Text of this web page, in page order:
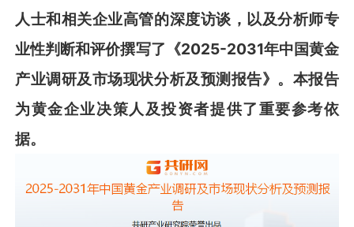
人士和相关企业高管的深度访谈，以及分析师专
业性判断和评价撰写了《2025-2031年中国黄金
产业调研及市场现状分析及预测报告》 。本报告
为黄金企业决策人及投资者提供了重要参考依
据。